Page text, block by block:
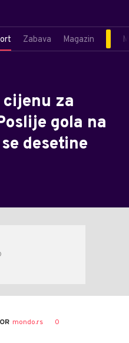
Zabava Magazin
za
gola na
desetine
mondo.rs 0